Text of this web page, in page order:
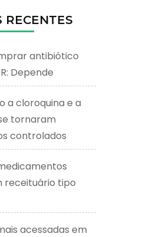
RECENTES
antibiótico
Depende
a cloroquina e a
tornaram
controlados
receituário tipo
acessadas em